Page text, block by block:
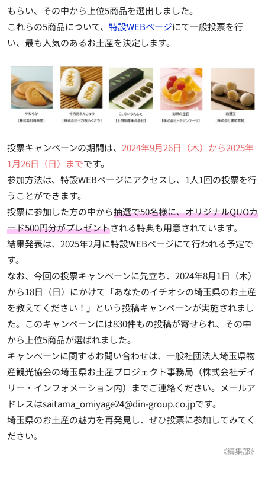
もらい、その中から上位5商品を選出しました。
これらの5商品について、 特設WEBページにて一般投票を行
い、最も人気のあるお土産を決定します。
投票キャンペーンの期間は、 2024年9月26日（木）から2025年
1月26日（日）までです。
参加方法は、特設WEBページにアクセスし、 1人1回の投票を行
うことができます。
投票に参加した方の中から抽選で50名様に、オリジナルQUOカ
ード500円分がプレゼントされる特典も用意されています。
結果発表は、2025年2月に特設WEBページにて行われる予定で
す。
なお、今回の投票キャンペーンに先立ち、2024年8月1日（木）
から18日（日）にかけて「あなたのイチオシの埼玉県のお土産
を教えてください！」という投稿キャンペーンが実施されまし
た。このキャンペーンには830件もの投稿が寄せられ、その中
から上位5商品が選ばれました。
キャンペーンに関するお問い合わせは、一般社団法人埼玉県物
産観光協会の埼玉県お土産プロジェクト事務局（株式会社デイ
リー・インフォメーション内）までご連絡ください。メールア
ドレスはsaitama_omiyage24@din-group.co.jpです。
埼玉県のお土産の魅力を再発見し、ぜひ投票に参加してみてく
ださい。
《編集部》